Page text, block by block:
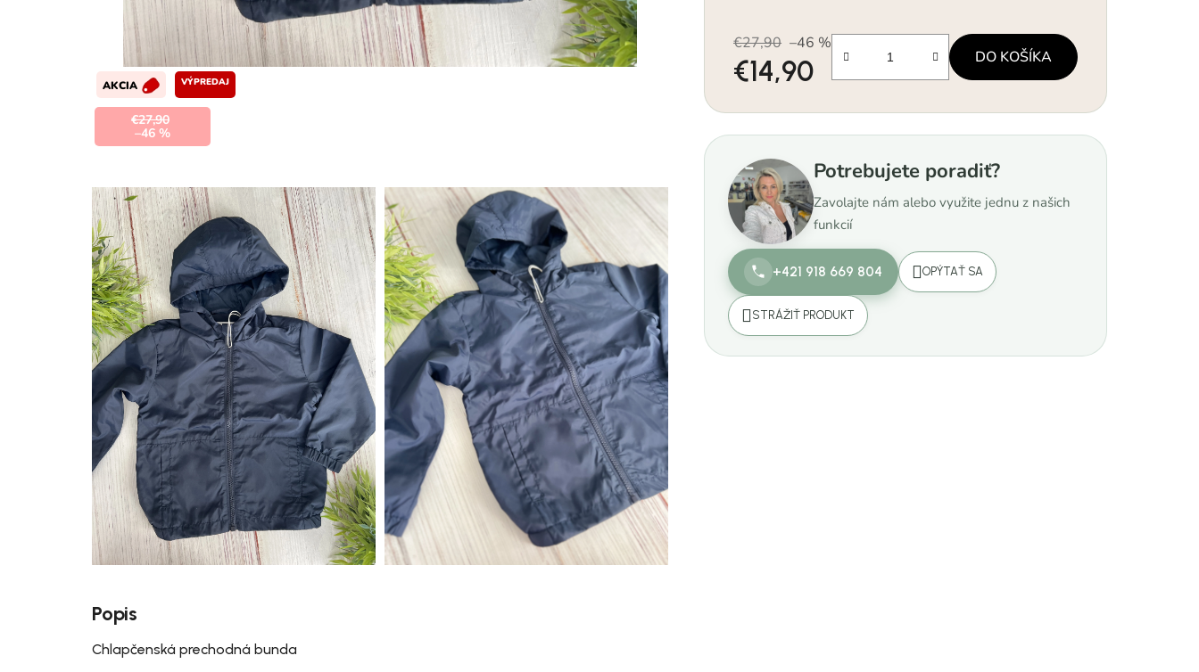
€27,90 –46 %
€14,90 DO KOŠÍKA
Potrebujete poradiť?
Zavolajte nám alebo využite jednu z našich
funkcií
+421 918 669 804 OPÝTAŤ SA
STRÁŽIŤ PRODUKT
AKCIA VÝPREDAJ
€27,90
–46 %
Popis
Chlapčenská prechodná bunda